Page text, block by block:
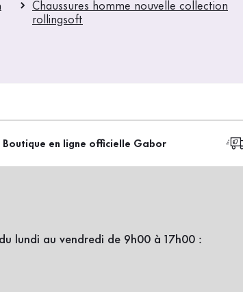
Chaussures homme nouvelle collection
rollingsoft
Boutique en ligne officielle Gabor
lundi au vendredi de 9h00 à 17h00 :